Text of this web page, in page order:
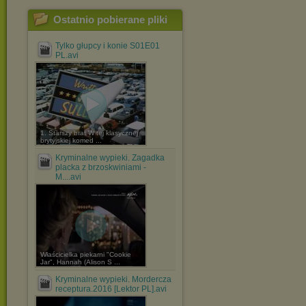
Ostatnio pobierane pliki
Tylko głupcy i konie S01E01
PL.avi
1. Starszy brat W tej klasycznej
brytyjskiej komed ...
Kryminalne wypieki. Zagadka
placka z brzoskwiniami -
M....avi
Właścicielka piekarni "Cookie
Jar", Hannah (Alison S ...
Kryminalne wypieki. Mordercza
receptura.2016 [Lektor PL].avi